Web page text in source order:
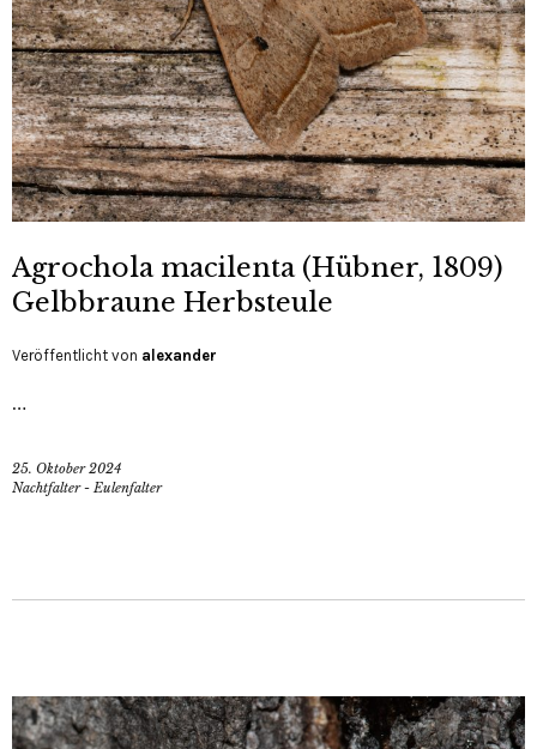
Agrochola macilenta (Hübner, 1809)
Gelbbraune Herbsteule
Veröffentlicht von alexander
…
25. Oktober 2024
Nachtfalter - Eulenfalter